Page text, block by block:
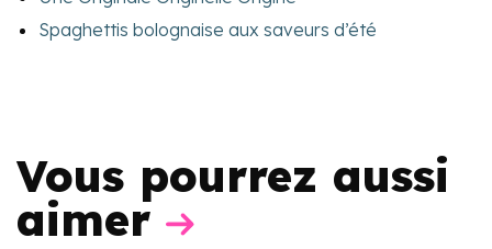
Spaghettis bolognaise aux saveurs d’été
Vous pourrez aussi
aimer